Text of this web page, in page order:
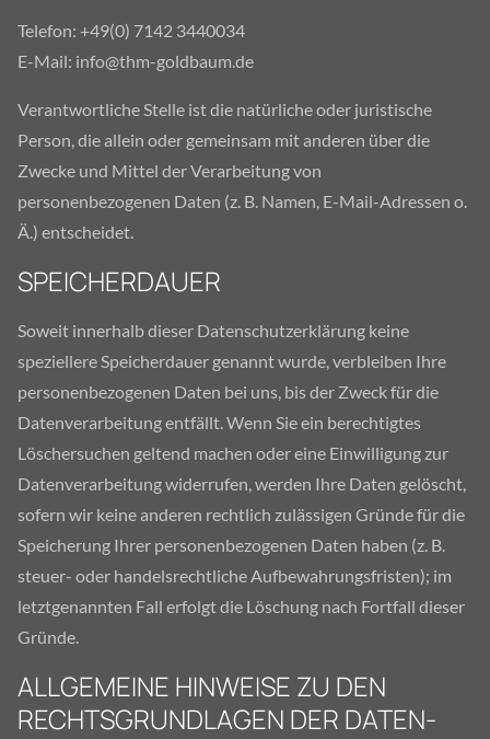
Telefon: +49(0) 7142 3440034
E-Mail: info@thm-goldbaum.de
Verantwortliche Stelle ist die natürliche oder juristische
Person, die allein oder gemeinsam mit anderen über die
Zwecke und Mittel der Verarbeitung von
personenbezogenen Daten (z. B. Namen, E-Mail-Adressen o.
Ä.) entscheidet.
SPEICHERDAUER
Soweit innerhalb dieser Datenschutzerklärung keine
speziellere Speicherdauer genannt wurde, verbleiben Ihre
personenbezogenen Daten bei uns, bis der Zweck für die
Datenverarbeitung entfällt. Wenn Sie ein berechtigtes
Löschersuchen geltend machen oder eine Einwilligung zur
Datenverarbeitung widerrufen, werden Ihre Daten gelöscht,
sofern wir keine anderen rechtlich zulässigen Gründe für die
Speicherung Ihrer personenbezogenen Daten haben (z. B.
steuer- oder handelsrechtliche Aufbewahrungsfristen); im
letztgenannten Fall erfolgt die Löschung nach Fortfall dieser
Gründe.
ALLGEMEINE HINWEISE ZU DEN
RECHTSGRUNDLAGEN DER DATEN­